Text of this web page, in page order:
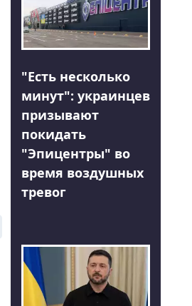
"Есть несколько
минут": украинцев
призывают
покидать
"Эпицентры" во
время воздушных
тревог